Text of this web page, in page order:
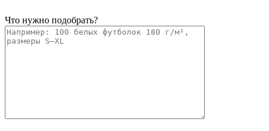
Что нужно подобрать?